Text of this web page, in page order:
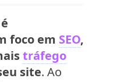
foco em SEO,
tráfego
site. Ao